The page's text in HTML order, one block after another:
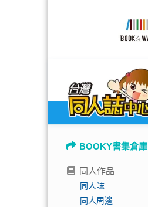
BOOKY書集倉庫
同人作品
同人誌
同人周邊